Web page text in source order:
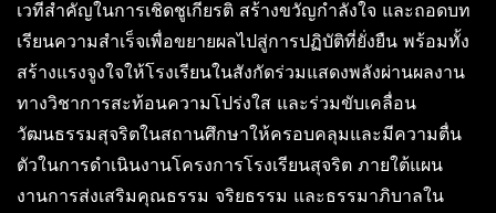
เวทีสำคัญในการเชิดชูเกียรติ สร้างขวัญกำลังใจ และถอดบท
เรียนความสำเร็จเพื่อขยายผลไปสู่การปฏิบัติที่ยั่งยืน พร้อมทั้ง
สร้างแรงจูงใจให้โรงเรียนในสังกัดร่วมแสดงพลังผ่านผลงาน
ทางวิชาการสะท้อนความโปร่งใส และร่วมขับเคลื่อน
วัฒนธรรมสุจริตในสถานศึกษาให้ครอบคลุมและมีความตื่น
ตัวในการดำเนินงานโครงการโรงเรียนสุจริต ภายใต้แผน
งานการส่งเสริมคุณธรรม จริยธรรม และธรรมาภิบาลใน